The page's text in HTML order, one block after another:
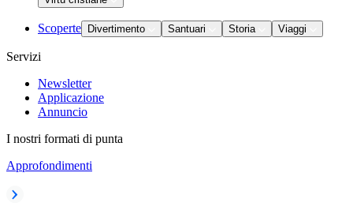
Scoperte Divertimento Santuari Storia Viaggi
Servizi
Newsletter
Applicazione
Annuncio
I nostri formati di punta
Approfondimenti